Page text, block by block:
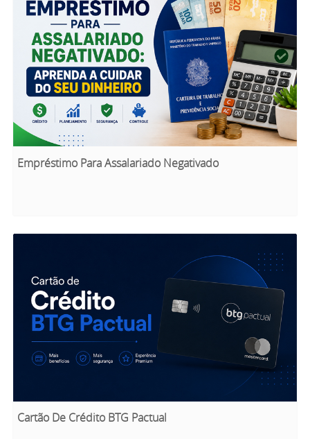
Empréstimo Para Assalariado Negativado
Cartão De Crédito BTG Pactual